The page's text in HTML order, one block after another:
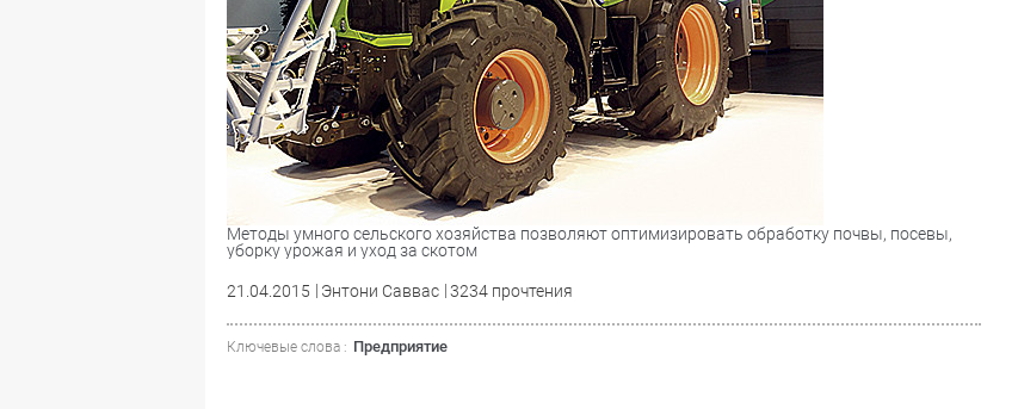
Методы умного сельского хозяйства позволяют оптимизировать обработку почвы, посевы,
уборку урожая и уход за скотом
21.04.2015 Энтони Саввас 3234 прочтения
Ключевые слова : Предприятие